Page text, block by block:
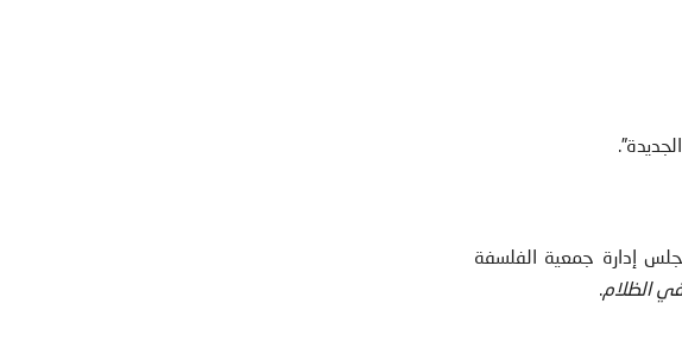
إدارة جمعية الفلسفة
الظلام.